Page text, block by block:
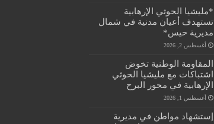
*مليشيا الحوثي الإرهابية
تستهدف أعيان مدنية في شمال
مديرية حيس*
أغسطس 2, 2026
المقاومة الوطنية تخوض
اشتباكات مع مليشيا الحوثي
الإرهابية في محور البرح
أغسطس 1, 2026
إستشهاد مواطن في مديرية